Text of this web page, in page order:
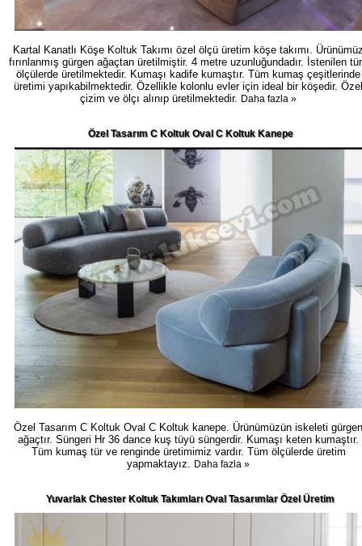
Kartal Kanatlı Köşe Koltuk Takımı özel ölçü üretim köşe takımı.
fırınlanmış gürgen ağaçtan üretilmiştir. 4 metre uzunluğundadır. İstenilen
ölçülerde üretilmektedir. Kumaşı kadife kumaştır. Tüm kumaş çeşitlerinde
üretimi yapıkabilmektedir. Özellikle kolonlu evler için ideal bir köşedir. Özel
çizim ve ölçı alınıp üretilmektedir. Daha fazla »
Özel Tasarım C Koltuk Oval C Koltuk Kanepe
Özel Tasarım C Koltuk Oval C Koltuk kanepe. Ürünümüzün iskeleti gürgen
ağaçtır. Süngeri Hr 36 dance kuş tüyü süngerdir. Kumaşı keten kumaştır.
Tüm kumaş tür ve renginde üretimimiz vardır. Tüm ölçülerde üretim
yapmaktayız. Daha fazla »
Yuvarlak Chester Koltuk Takımları Oval Tasarımlar Özel Üretim